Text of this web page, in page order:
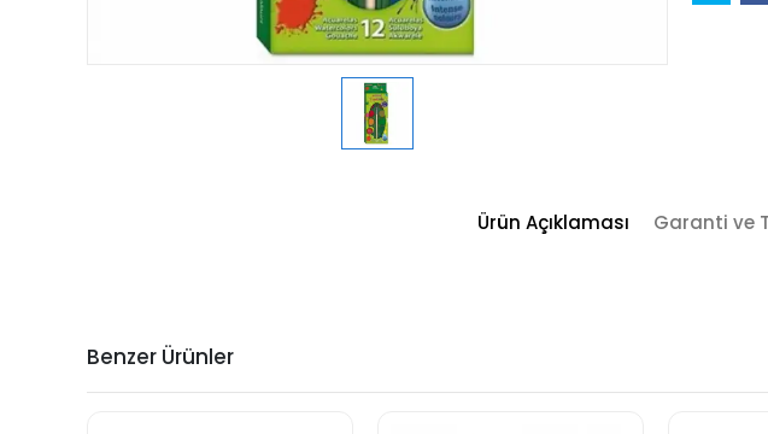
Ürün Açıklaması Garanti ve
Benzer Ürünler